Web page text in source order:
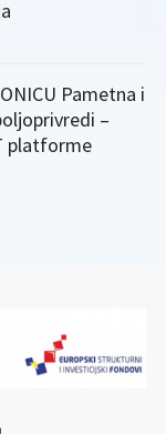
Pametna i
–
platforme